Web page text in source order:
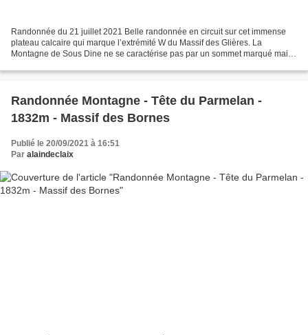
Randonnée du 21 juillet 2021 Belle randonnée en circuit sur cet immense
plateau calcaire qui marque l’extrémité W du Massif des Glières. La
Montagne de Sous Dine ne se caractérise pas par un sommet marqué mais
Randonnée Montagne - Tête du Parmelan -
1832m - Massif des Bornes
Publié le 20/09/2021 à 16:51
Par alaindeclaix